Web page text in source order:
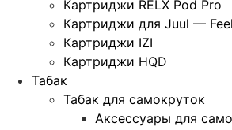
Картриджи RELX Pod Pro
Картриджи для Juul —
Картриджи IZI
Картриджи HQD
Табак
Табак для самокруток
Аксессуары для